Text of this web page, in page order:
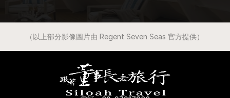
（以上部分影像圖片由 Regent Seven Seas 官方提供）